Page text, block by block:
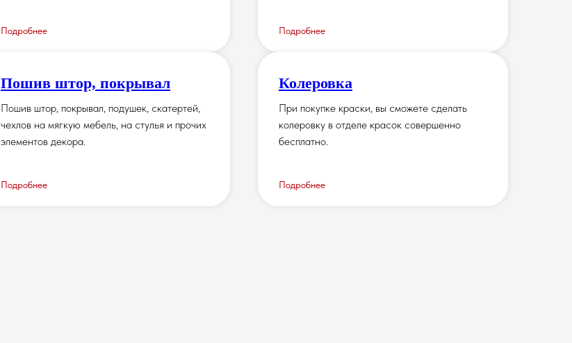
Подробнее Подробнее
Пошив штор, покрывал
Пошив штор, покрывал, подушек, скатертей,
чехлов на мягкую мебель, на стулья и прочих
элементов декора.
Подробнее
Колеровка
При покупке краски, вы сможете сделать
колеровку в отделе красок совершенно
бесплатно.
Подробнее